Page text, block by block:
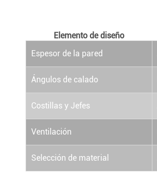
Elemento de diseño
Espesor de la pared
Ángulos de calado
Costillas y Jefes
Ventilación
Selección de material